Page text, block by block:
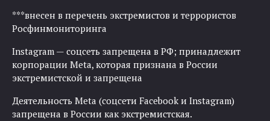
***внесен в перечень экстремистов и террористов
Росфинмониторинга
Instagram — соцсеть запрещена в РФ; принадлежит
корпорации Meta, которая признана в России
экстремистской и запрещена
Деятельность Meta (соцсети Facebook и Instagram)
запрещена в России как экстремистская.